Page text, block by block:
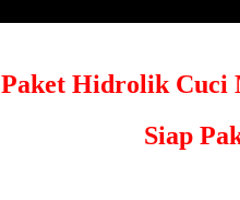
Paket Hidrolik
Siap